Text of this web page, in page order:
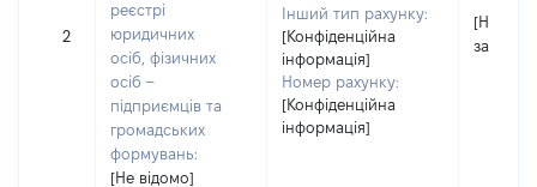
2
реєстрі
юридичних
осіб, фізичних
осіб –
підприємців та
громадських
формувань:
[Не відомо]
Інший тип рахунку:
[Конфіденційна
інформація]
Номер рахунку:
[Конфіденційна
інформація]
[Не